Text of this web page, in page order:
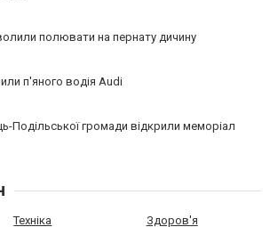
полювати на пернату дичину
п'яного водія Audi
Подільської громади відкрили меморіал
Техніка Здоров'я